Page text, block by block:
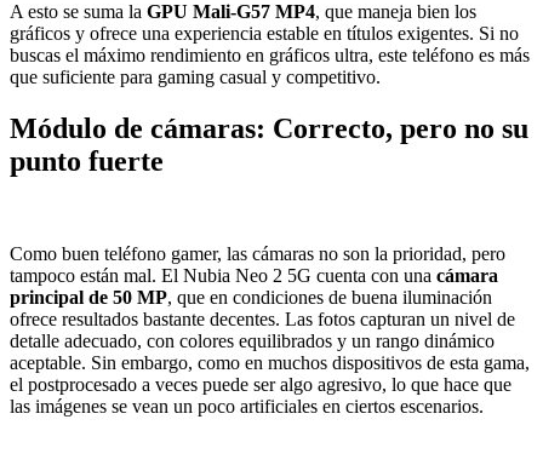
A esto se suma la GPU Mali-G57 MP4, que maneja bien los
gráficos y ofrece una experiencia estable en títulos exigentes. Si no
buscas el máximo rendimiento en gráficos ultra, este teléfono es más
que suficiente para gaming casual y competitivo.
Módulo de cámaras: Correcto, pero no su
punto fuerte
Como buen teléfono gamer, las cámaras no son la prioridad, pero
tampoco están mal. El Nubia Neo 2 5G cuenta con una cámara
principal de 50 MP, que en condiciones de buena iluminación
ofrece resultados bastante decentes. Las fotos capturan un nivel de
detalle adecuado, con colores equilibrados y un rango dinámico
aceptable. Sin embargo, como en muchos dispositivos de esta gama,
el postprocesado a veces puede ser algo agresivo, lo que hace que
las imágenes se vean un poco artificiales en ciertos escenarios.